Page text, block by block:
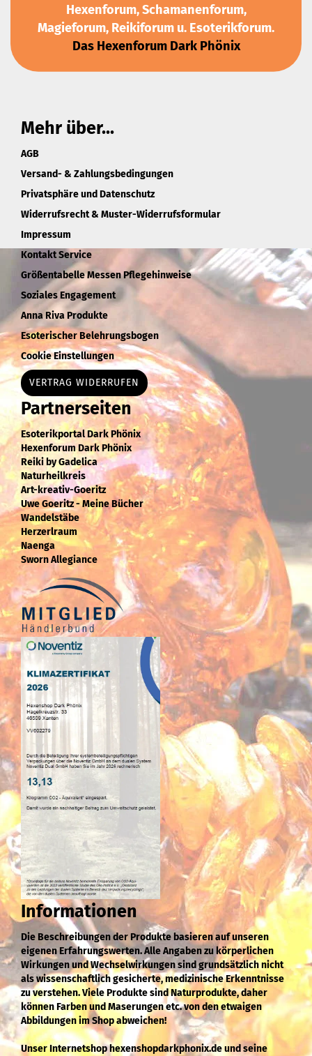
Hexenforum, Schamanenforum,
Magieforum, Reikiforum u. Esoterikforum.
Das Hexenforum Dark Phönix
Mehr über...
AGB
Versand- & Zahlungsbedingungen
Privatsphäre und Datenschutz
Widerrufsrecht & Muster-Widerrufsformular
Impressum
Kontakt Service
Größentabelle Messen Pflegehinweise
Soziales Engagement
Anna Riva Produkte
Esoterischer Belehrungsbogen
Cookie Einstellungen
VERTRAG WIDERRUFEN
Partnerseiten
Esoterikportal Dark Phönix
Hexenforum Dark Phönix
Reiki by Gadelica
Naturheilkreis
Art-kreativ-Goeritz
Uwe Goeritz - Meine Bücher
Wandelstäbe
Herzerlraum
Naenga
Sworn Allegiance
Informationen
Die Beschreibungen der Produkte basieren auf unseren
eigenen Erfahrungswerten. Alle Angaben zu körperlichen
Wirkungen und Wechselwirkungen sind grundsätzlich nicht
als wissenschaftlich gesicherte, medizinische Erkenntnisse
zu verstehen. Viele Produkte sind Naturprodukte, daher
können Farben und Maserungen etc. von den etwaigen
Abbildungen im Shop abweichen!
Unser Internetshop hexenshopdarkphonix.de und seine